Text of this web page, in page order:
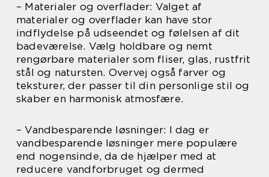
– Materialer og overflader: Valget af
materialer og overflader kan have stor
indflydelse på udseendet og følelsen af dit
badeværelse. Vælg holdbare og nemt
rengørbare materialer som fliser, glas, rustfrit
stål og natursten. Overvej også farver og
teksturer, der passer til din personlige stil og
skaber en harmonisk atmosfære.
– Vandbesparende løsninger: I dag er
vandbesparende løsninger mere populære
end nogensinde, da de hjælper med at
reducere vandforbruget og dermed